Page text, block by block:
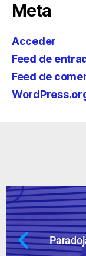
Meta
Acceder
Feed de
Feed de